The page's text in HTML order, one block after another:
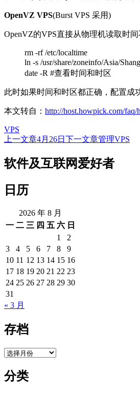
OpenVZ VPS(Burst VPS 采用)
OpenVZ的VPS直接从物理机读取时
rm -rf /etc/localtime
ln -s /usr/share/zoneinfo/Asia/
date -R #查看时间和时区
此时如果时间和时区都正确，配置成
本文转自： http://host.howpick.com/faq/
VPS
文
章
航
上一文章4月26日 下一文章管理VPS
软件及互联网爱好者
日历
2026 年 8 月
一 二 三 四 五 六 日
1
2
3
4 5 6 7 8
9
10 11 12 13 14 15 16
17 18 19 20 21 22 23
24 25 26 27 28 29 30
31
« 3 月
存档
存
分类